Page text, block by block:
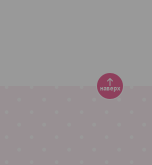
наверх